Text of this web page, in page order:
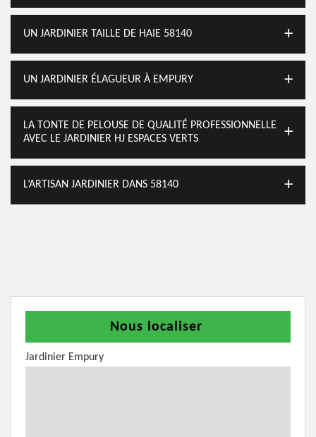
UN JARDINIER TAILLE DE HAIE 58140
UN JARDINIER ÉLAGUEUR À EMPURY
LA TONTE DE PELOUSE DE QUALITÉ PROFESSIONNELLE
AVEC LE JARDINIER HJ ESPACES VERTS
L’ARTISAN JARDINIER DANS 58140
Nous localiser
Jardinier Empury